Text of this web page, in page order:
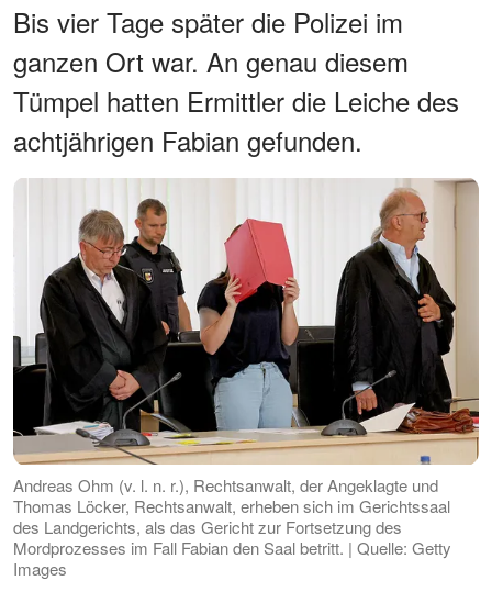
Bis vier Tage später die Polizei im
ganzen Ort war. An genau diesem
Tümpel hatten Ermittler die Leiche des
achtjährigen Fabian gefunden.
Andreas Ohm (v. l. n. r.), Rechtsanwalt, der Angeklagte und
Thomas Löcker, Rechtsanwalt, erheben sich im Gerichtssaal
des Landgerichts, als das Gericht zur Fortsetzung des
Mordprozesses im Fall Fabian den Saal betritt. | Quelle: Getty
Images